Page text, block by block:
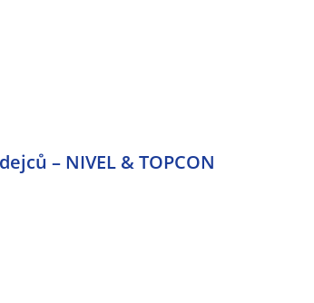
– NIVEL & TOPCON